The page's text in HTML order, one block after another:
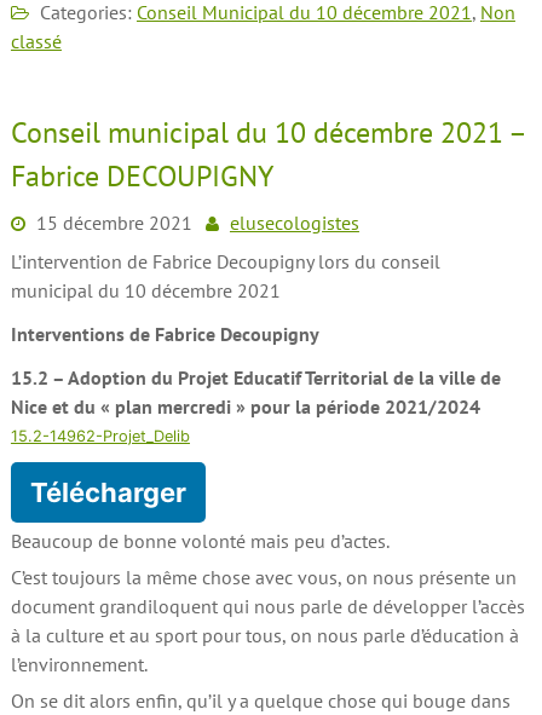
Categories: Conseil Municipal du 10 décembre 2021, Non
classé
Conseil municipal du 10 décembre 2021 –
Fabrice DECOUPIGNY
15 décembre 2021
elusecologistes
L’intervention de Fabrice Decoupigny lors du conseil
municipal du 10 décembre 2021
Interventions de Fabrice Decoupigny
15.2 – Adoption du Projet Educatif Territorial de la ville de
Nice et du « plan mercredi » pour la période 2021/2024
15.2-14962-Projet_Delib
Télécharger
Beaucoup de bonne volonté mais peu d’actes.
C’est toujours la même chose avec vous, on nous présente un
document grandiloquent qui nous parle de développer l’accès
à la culture et au sport pour tous, on nous parle d’éducation à
l’environnement.
On se dit alors enfin, qu’il y a quelque chose qui bouge dans